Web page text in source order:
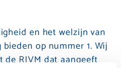
en het welzijn van
op nummer 1. Wij
RIVM dat aangeeft